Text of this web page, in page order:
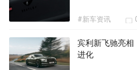
#新车资讯
宾利新飞驰亮
进化